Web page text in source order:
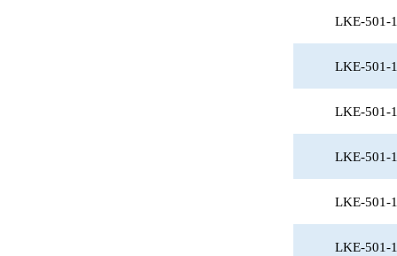
LKE-501-
LKE-501-
LKE-501-
LKE-501-
LKE-501-
LKE-501-